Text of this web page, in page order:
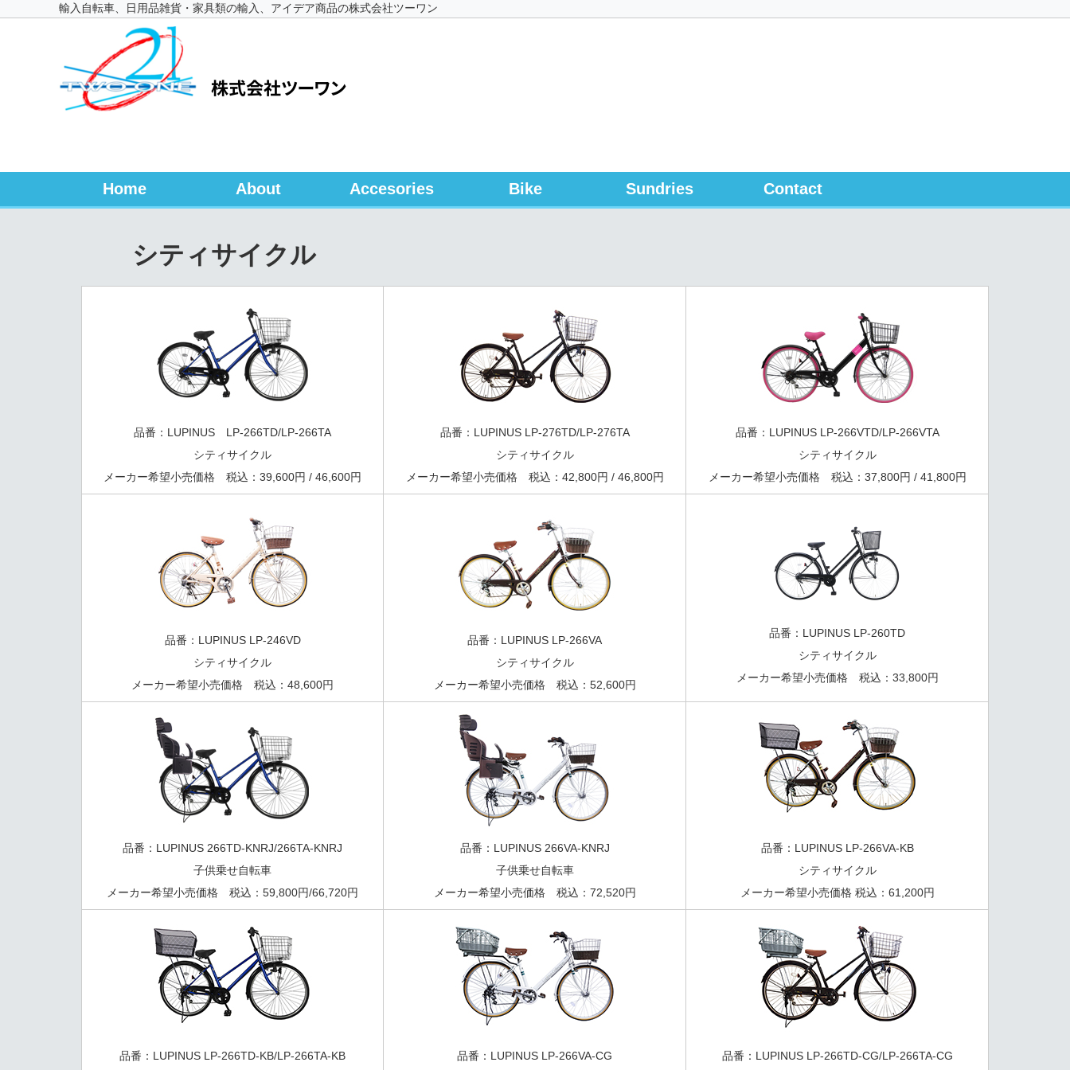
輸入自転車、日用品雑貨・家具類の輸入、アイデア商品の株式会社ツーワン
Home About Accesories Bike Sundries Contact
シティサイクル
品番：LUPINUS LP-266TD/LP-266TA
シティサイクル
メーカー希望小売価格 税込：39,600円 / 46,600円
品番：LUPINUS LP-276TD/LP-276TA
シティサイクル
メーカー希望小売価格 税込：42,800円 / 46,800円
品番：LUPINUS LP-266VTD/LP-266VTA
シティサイクル
メーカー希望小売価格 税込：37,800円 / 41,800円
品番：LUPINUS LP-246VD
シティサイクル
メーカー希望小売価格 税込：48,600円
品番：LUPINUS LP-266VA
シティサイクル
メーカー希望小売価格 税込：52,600円
品番：LUPINUS LP-260TD
シティサイクル
メーカー希望小売価格 税込：33,800円
品番：LUPINUS 266TD-KNRJ/266TA-KNRJ
子供乗せ自転車
メーカー希望小売価格 税込：59,800円/66,720円
品番：LUPINUS 266VA-KNRJ
子供乗せ自転車
メーカー希望小売価格 税込：72,520円
品番：LUPINUS LP-266VA-KB
シティサイクル
メーカー希望小売価格 税込：61,200円
品番：LUPINUS LP-266TD-KB/LP-266TA-KB 品番：LUPINUS LP-266VA-CG 品番：LUPINUS LP-266TD-CG/LP-266TA-CG